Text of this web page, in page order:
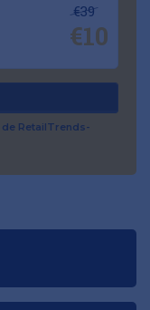
€39
€10
RetailTrends-